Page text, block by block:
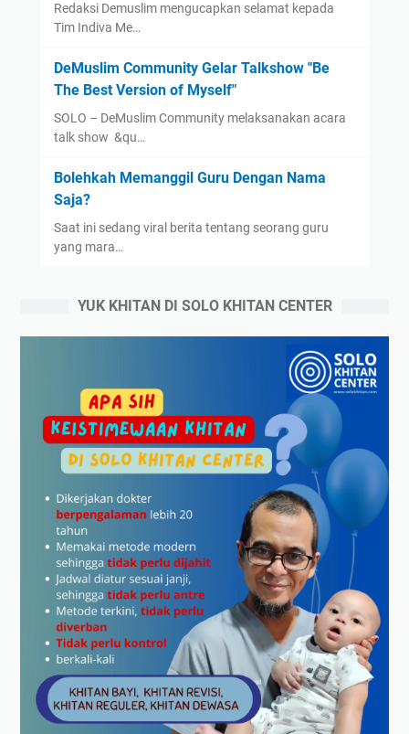
Redaksi Demuslim mengucapkan selamat kepada
Tim Indiva Me…
DeMuslim Community Gelar Talkshow "Be
The Best Version of Myself"
SOLO – DeMuslim Community melaksanakan acara
talk show &qu…
Bolehkah Memanggil Guru Dengan Nama
Saja?
Saat ini sedang viral berita tentang seorang guru
yang mara…
YUK KHITAN DI SOLO KHITAN CENTER